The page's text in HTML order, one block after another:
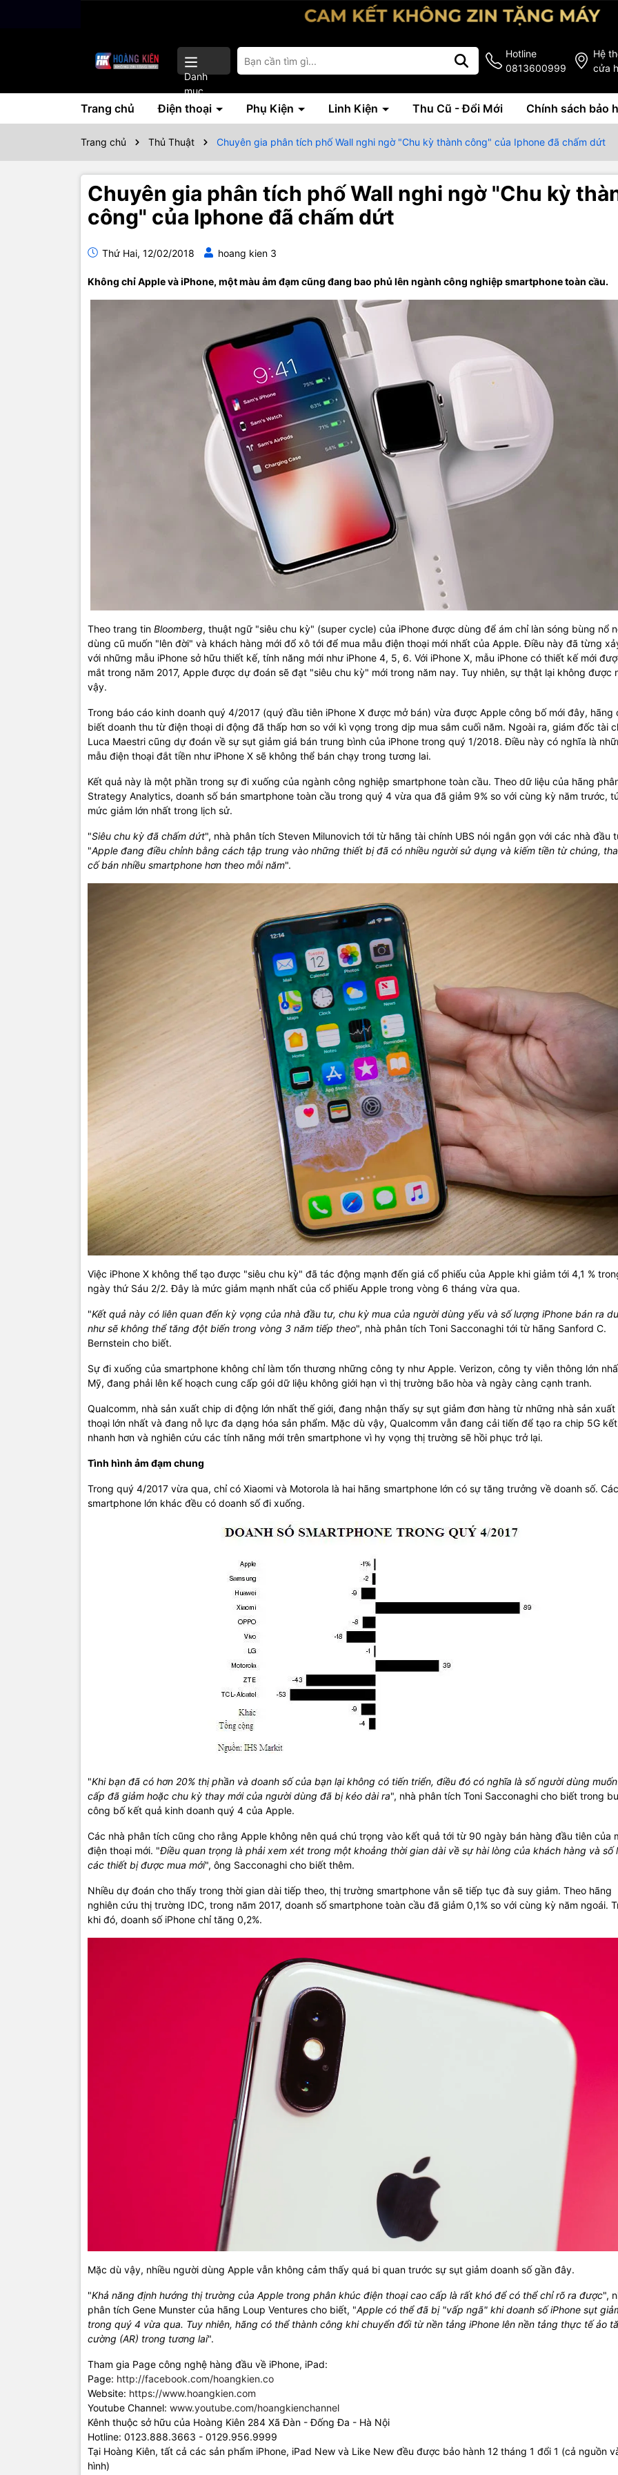
Danh
mục
Hotline
0813600999
Hệ
cửa
Trang chủ Điện thoại Phụ Kiện Linh Kiện Thu Cũ - Đổi Mới Chính sách bảo
Trang chủ Thủ Thuật Chuyên gia phân tích phố Wall nghi ngờ "Chu kỳ thành công" của Iphone đã chấm dứt
Chuyên gia phân tích phố Wall nghi ngờ "Chu kỳ
công" của Iphone đã chấm dứt
Thứ Hai, 12/02/2018 hoang kien 3
Không chỉ Apple và iPhone, một màu ảm đạm cũng đang bao phủ lên ngành công nghiệp smartphone toàn cầu.
Theo trang tin Bloomberg, thuật ngữ "siêu chu kỳ" (super cycle) của iPhone được dùng để ám chỉ làn sóng bùng nổ
dùng cũ muốn "lên đời" và khách hàng mới đổ xô tới để mua mẫu điện thoại mới nhất của Apple. Điều này đã từng
với những mẫu iPhone sở hữu thiết kế, tính năng mới như iPhone 4, 5, 6. Với iPhone X, mẫu iPhone có thiết kế mới
mắt trong năm 2017, Apple được dự đoán sẽ đạt "siêu chu kỳ" mới trong năm nay. Tuy nhiên, sự thật lại không được
vậy.
Trong báo cáo kinh doanh quý 4/2017 (quý đầu tiên iPhone X được mở bán) vừa được Apple công bố mới đây, hãng
biết doanh thu từ điện thoại di động đã thấp hơn so với kì vọng trong dịp mua sắm cuối năm. Ngoài ra, giám đốc tài
Luca Maestri cũng dự đoán về sự sụt giảm giá bán trung bình của iPhone trong quý 1/2018. Điều này có nghĩa là
mẫu điện thoại đắt tiền như iPhone X sẽ không thể bán chạy trong tương lai.
Kết quả này là một phần trong sự đi xuống của ngành công nghiệp smartphone toàn cầu. Theo dữ liệu của hãng
Strategy Analytics, doanh số bán smartphone toàn cầu trong quý 4 vừa qua đã giảm 9% so với cùng kỳ năm trước,
mức giảm lớn nhất trong lịch sử.
"Siêu chu kỳ đã chấm dứt", nhà phân tích Steven Milunovich tới từ hãng tài chính UBS nói ngắn gọn với các nhà đầu
"Apple đang điều chỉnh bằng cách tập trung vào những thiết bị đã có nhiều người sử dụng và kiếm tiền từ chúng,
cố bán nhiều smartphone hơn theo mỗi năm".
Việc iPhone X không thể tạo được "siêu chu kỳ" đã tác động mạnh đến giá cổ phiếu của Apple khi giảm tới 4,1 %
ngày thứ Sáu 2/2. Đây là mức giảm mạnh nhất của cổ phiếu Apple trong vòng 6 tháng vừa qua.
"Kết quả này có liên quan đến kỳ vọng của nhà đầu tư, chu kỳ mua của người dùng yếu và số lượng iPhone bán ra
như sẽ không thể tăng đột biến trong vòng 3 năm tiếp theo", nhà phân tích Toni Sacconaghi tới từ hãng Sanford C.
Bernstein cho biết.
Sự đi xuống của smartphone không chỉ làm tổn thương những công ty như Apple. Verizon, công ty viễn thông lớn
Mỹ, đang phải lên kế hoạch cung cấp gói dữ liệu không giới hạn vì thị trường bão hòa và ngày càng cạnh tranh.
Qualcomm, nhà sản xuất chip di động lớn nhất thế giới, đang nhận thấy sự sụt giảm đơn hàng từ những nhà sản xuất
thoại lớn nhất và đang nỗ lực đa dạng hóa sản phẩm. Mặc dù vậy, Qualcomm vẫn đang cải tiến để tạo ra chip 5G
nhanh hơn và nghiên cứu các tính năng mới trên smartphone vì hy vọng thị trường sẽ hồi phục trở lại.
Tình hình ảm đạm chung
Trong quý 4/2017 vừa qua, chỉ có Xiaomi và Motorola là hai hãng smartphone lớn có sự tăng trưởng về doanh số.
smartphone lớn khác đều có doanh số đi xuống.
"Khi bạn đã có hơn 20% thị phần và doanh số của bạn lại không có tiến triển, điều đó có nghĩa là số người dùng
cấp đã giảm hoặc chu kỳ thay mới của người dùng đã bị kéo dài ra", nhà phân tích Toni Sacconaghi cho biết trong
công bố kết quả kinh doanh quý 4 của Apple.
Các nhà phân tích cũng cho rằng Apple không nên quá chú trọng vào kết quả tới từ 90 ngày bán hàng đầu tiên của
điện thoại mới. "Điều quan trọng là phải xem xét trong một khoảng thời gian dài về sự hài lòng của khách hàng và số
các thiết bị được mua mới", ông Sacconaghi cho biết thêm.
Nhiều dự đoán cho thấy trong thời gian dài tiếp theo, thị trường smartphone vẫn sẽ tiếp tục đà suy giảm. Theo hãng
nghiên cứu thị trường IDC, trong năm 2017, doanh số smartphone toàn cầu đã giảm 0,1% so với cùng kỳ năm ngoái.
khi đó, doanh số iPhone chỉ tăng 0,2%.
Mặc dù vậy, nhiều người dùng Apple vẫn không cảm thấy quá bi quan trước sự sụt giảm doanh số gần đây.
"Khả năng định hướng thị trường của Apple trong phân khúc điện thoại cao cấp là rất khó để có thể chỉ rõ ra được",
phân tích Gene Munster của hãng Loup Ventures cho biết, "Apple có thể đã bị "vấp ngã" khi doanh số iPhone sụt
trong quý 4 vừa qua. Tuy nhiên, hãng có thể thành công khi chuyển đổi từ nền tảng iPhone lên nền tảng thực tế ảo
cường (AR) trong tương lai".
Tham gia Page công nghệ hàng đầu về iPhone, iPad:
Page: http://facebook.com/hoangkien.co
Website: https://www.hoangkien.com
Youtube Channel: www.youtube.com/hoangkienchannel
Kênh thuộc sở hữu của Hoàng Kiên 284 Xã Đàn - Đống Đa - Hà Nội
Hotline: 0123.888.3663 - 0129.956.9999
Tại Hoàng Kiên, tất cả các sản phẩm iPhone, iPad New và Like New đều được bảo hành 12 tháng 1 đổi 1 (cả nguồn
hình)